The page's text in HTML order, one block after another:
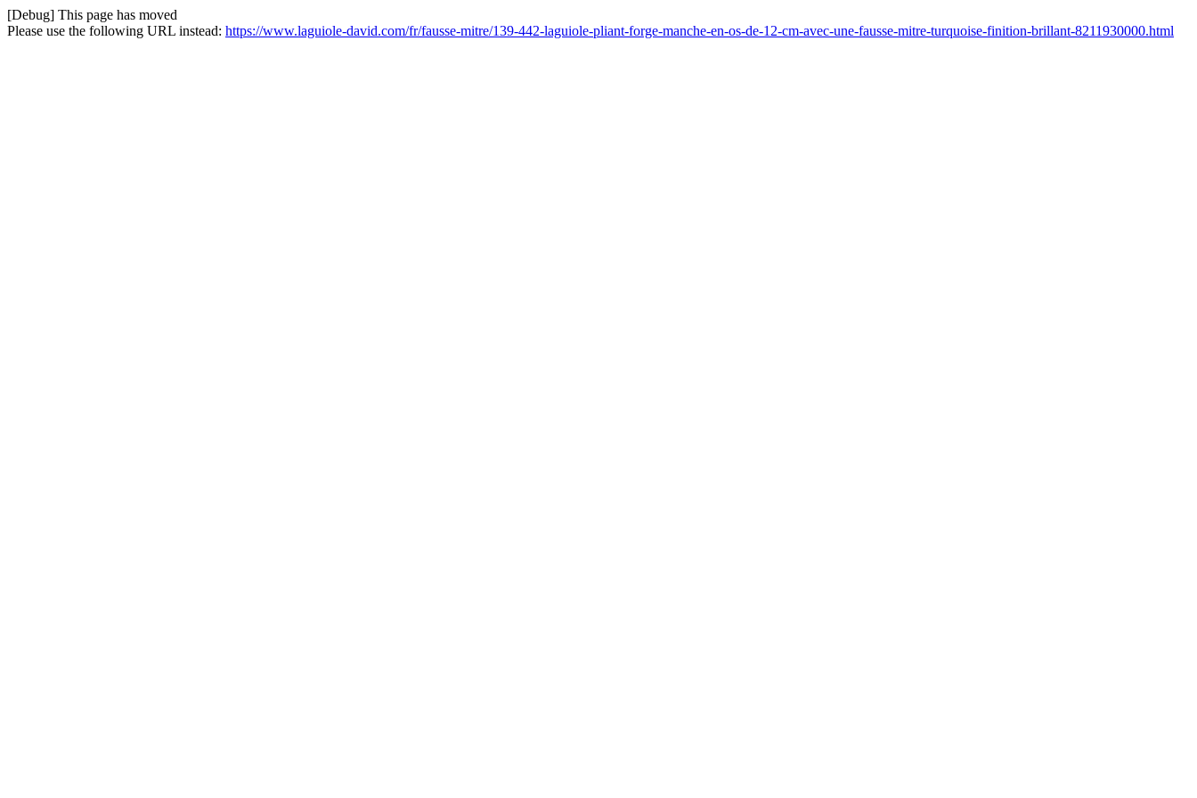
[Debug] This page has moved
Please use the following URL instead: https://www.laguiole-david.com/fr/fausse-mitre/139-442-laguiole-pliant-forge-manche-en-os-de-12-cm-avec-une-fausse-mitre-turquoise-finition-brillant-8211930000.html